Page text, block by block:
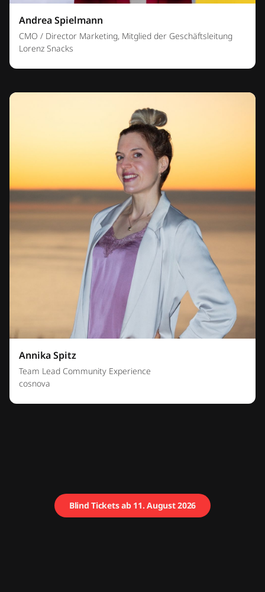
Andrea Spielmann
CMO / Director Marketing, Mitglied der Geschäftsleitung
Lorenz Snacks
Annika Spitz
Team Lead Community Experience
cosnova
Blind Tickets ab 11. August 2026